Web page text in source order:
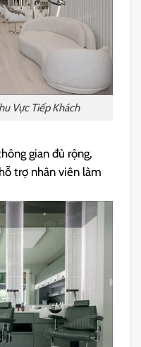
Vực Tiếp Khách
gian đủ rộng,
trợ nhân viên làm